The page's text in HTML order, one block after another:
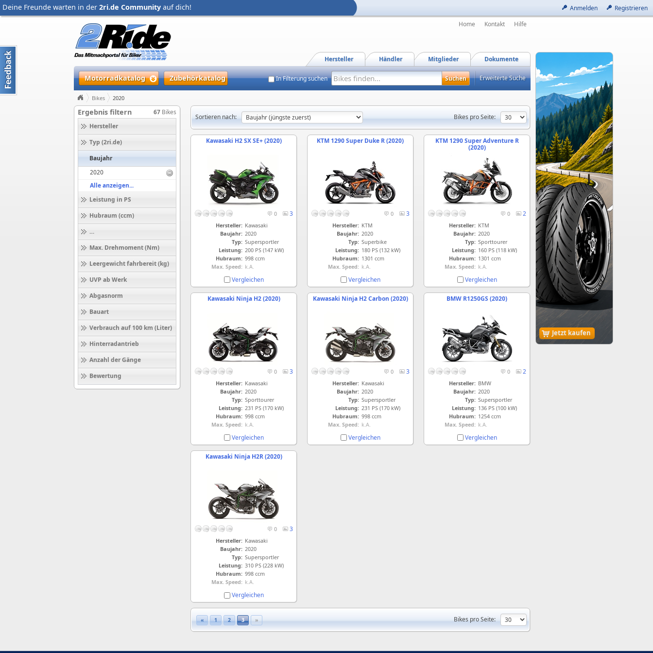
Anmelden Registrieren
Deine Freunde warten in der 2ri.de Community auf dich!
Jetzt kaufen
Home Kontakt Hilfe
Dokumente
Mitglieder
Händler
Hersteller
Motorradkatalog Zubehörkatalog Erweiterte Suche
In Filterung suchen
Bikes 2020
Ergebnis filtern 67 Bikes
Hersteller
Typ (2ri.de)
Baujahr
2020
Alle anzeigen...
Leistung in PS
Hubraum (ccm)
Höchstgeschwindigkeit (km/h)
Max. Drehmoment (Nm)
Leergewicht fahrbereit (kg)
UVP ab Werk
Abgasnorm
Bauart
Verbrauch auf 100 km (Liter)
Hinterradantrieb
Anzahl der Gänge
Bewertung
Bikes pro Seite:
Sortieren nach:
Kawasaki H2 SX SE+ (2020)
3
0
Hersteller: Kawasaki
Baujahr: 2020
Typ: Supersportler
Leistung: 200 PS (147 kW)
Hubraum: 998 ccm
Max. Speed: k.A.
Vergleichen
KTM 1290 Super Duke R (2020)
3
0
Hersteller: KTM
Baujahr: 2020
Typ: Superbike
Leistung: 180 PS (132 kW)
Hubraum: 1301 ccm
Max. Speed: k.A.
Vergleichen
KTM 1290 Super Adventure R
(2020)
2
0
Hersteller: KTM
Baujahr: 2020
Typ: Sporttourer
Leistung: 160 PS (118 kW)
Hubraum: 1301 ccm
Max. Speed: k.A.
Vergleichen
Kawasaki Ninja H2 (2020)
3
0
Hersteller: Kawasaki
Baujahr: 2020
Typ: Sporttourer
Leistung: 231 PS (170 kW)
Hubraum: 998 ccm
Max. Speed: k.A.
Vergleichen
Kawasaki Ninja H2 Carbon (2020)
3
0
Hersteller: Kawasaki
Baujahr: 2020
Typ: Supersportler
Leistung: 231 PS (170 kW)
Hubraum: 998 ccm
Max. Speed: k.A.
Vergleichen
BMW R1250GS (2020)
2
0
Hersteller: BMW
Baujahr: 2020
Typ: Supersportler
Leistung: 136 PS (100 kW)
Hubraum: 1254 ccm
Max. Speed: k.A.
Vergleichen
Kawasaki Ninja H2R (2020)
3
0
Hersteller: Kawasaki
Baujahr: 2020
Typ: Supersportler
Leistung: 310 PS (228 kW)
Hubraum: 998 ccm
Max. Speed: k.A.
Vergleichen
« 1 2 3 » Bikes pro Seite: